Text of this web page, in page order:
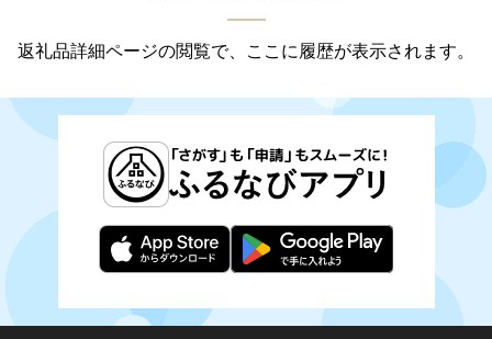
返礼品詳細ページの閲覧で、ここに履歴が表示されます。